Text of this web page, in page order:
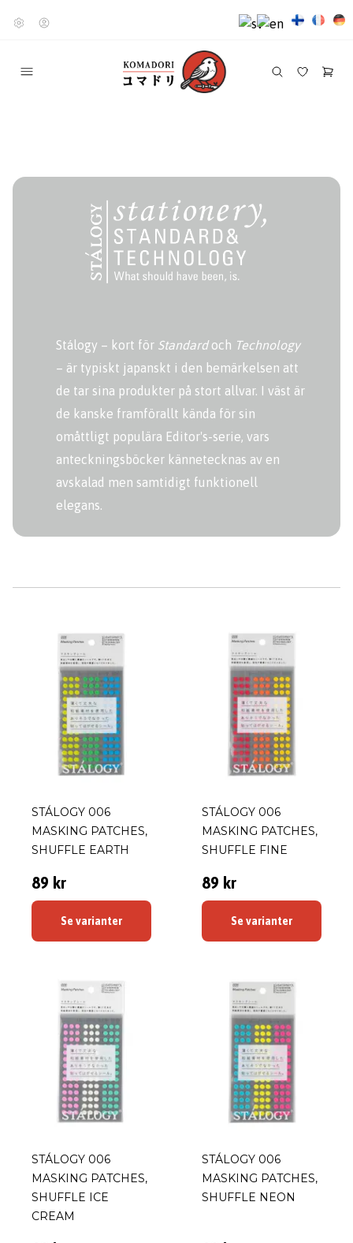
Stálogy – kort för Standardoch Technology
– är typiskt japanskt i den bemärkelsen att
de tar sina produkter på stort allvar. I väst är
de kanske framförallt kända för sin
omåttligt populära Editor's-serie, vars
anteckningsböcker kännetecknas av en
avskalad men samtidigt funktionell
elegans.
STÁLOGY 006
MASKING PATCHES,
SHUFFLE EARTH
89 kr
Se varianter
STÁLOGY 006
MASKING PATCHES,
SHUFFLE FINE
89 kr
Se varianter
STÁLOGY 006
MASKING PATCHES,
SHUFFLE ICE
CREAM
STÁLOGY 006
MASKING PATCHES,
SHUFFLE NEON